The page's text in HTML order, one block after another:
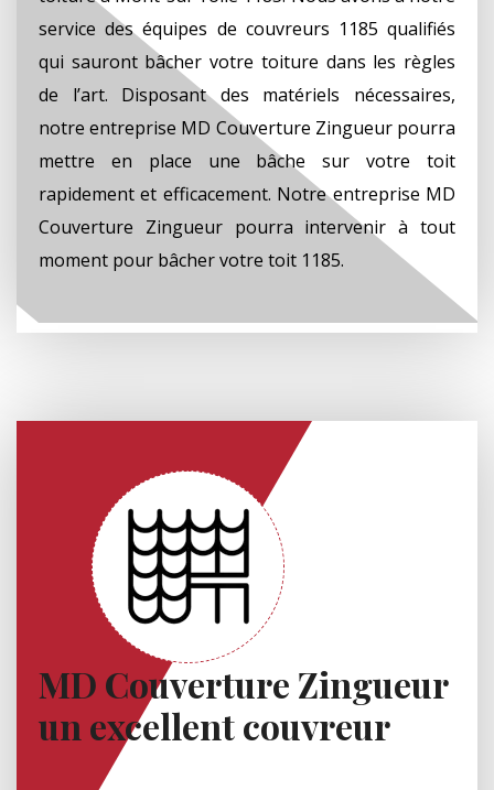
service des équipes de couvreurs 1185 qualifiés
qui sauront bâcher votre toiture dans les règles
de l’art. Disposant des matériels nécessaires,
notre entreprise MD Couverture Zingueur pourra
mettre en place une bâche sur votre toit
rapidement et efficacement. Notre entreprise MD
Couverture Zingueur pourra intervenir à tout
moment pour bâcher votre toit 1185.
MD Couverture Zingueur
un excellent couvreur